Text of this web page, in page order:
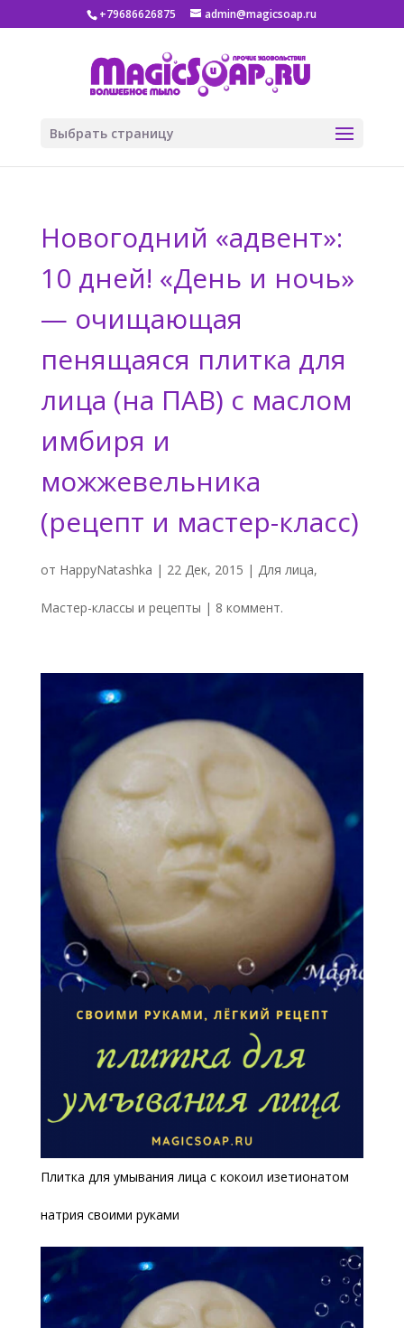
+79686626875 admin@magicsoap.ru
Выбрать страницу
Новогодний «адвент»:
10 дней! «День и ночь»
— очищающая
пенящаяся плитка для
лица (на ПАВ) с маслом
имбиря и
можжевельника
(рецепт и мастер-класс)
от HappyNatashka | 22 Дек, 2015 | Для лица,
Мастер-классы и рецепты | 8 коммент.
Плитка для умывания лица с кокоил изетионатом
натрия своими руками